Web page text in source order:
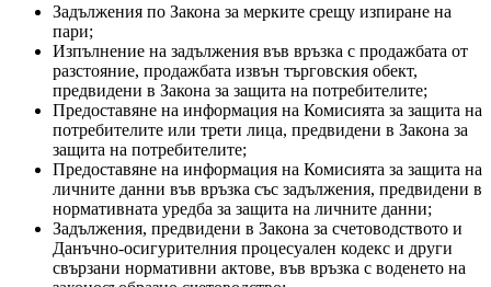
Задължения по Закона за мерките срещу изпиране на
пари;
Изпълнение на задължения във връзка с продажбата от
разстояние, продажбата извън търговския обект,
предвидени в Закона за защита на потребителите;
Предоставяне на информация на Комисията за защита на
потребителите или трети лица, предвидени в Закона за
защита на потребителите;
Предоставяне на информация на Комисията за защита на
личните данни във връзка със задължения, предвидени в
нормативната уредба за защита на личните данни;
Задължения, предвидени в Закона за счетоводството и
Данъчно-осигурителния процесуален кодекс и други
свързани нормативни актове, във връзка с воденето на